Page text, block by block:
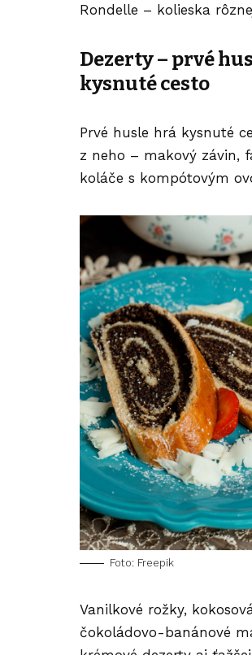
Rondelle – kolieska
Dezerty – prvé
kysnuté cesto
Prvé husle hrá kysnuté
z neho – makový závin,
koláče s kompótovým
Foto: Freepik
Vanilkové rožky,
čokoládovo-banánové